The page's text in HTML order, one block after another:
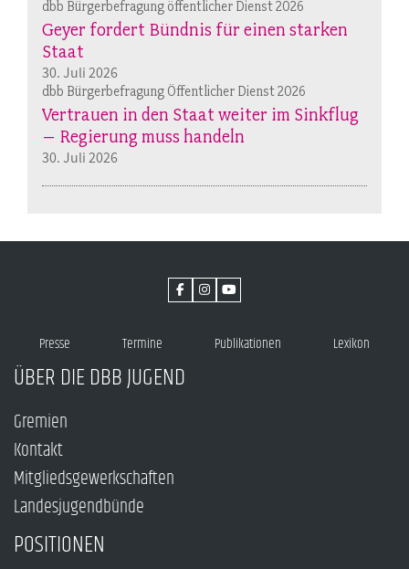
dbb Bürgerbefragung öffentlicher Dienst 2026
Geyer fordert Bündnis für einen starken
Staat
30. Juli 2026
dbb Bürgerbefragung Öffentlicher Dienst 2026
Vertrauen in den Staat weiter im Sinkflug
– Regierung muss handeln
30. Juli 2026
Presse Termine Publikationen Lexikon
ÜBER DIE DBB JUGEND
Gremien
Kontakt
Mitgliedsgewerkschaften
Landesjugendbünde
POSITIONEN